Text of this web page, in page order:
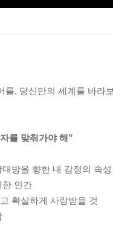
를, 당신만의 세계를 바라
를 맞춰가야 해”
방을 향한 내 감정의 속성
한 인간
확실하게 사랑받을 것